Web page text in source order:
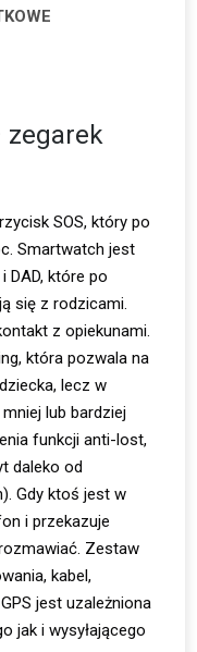
zegarek
SOS, który po
Smartwatch jest
DAD, które po
się z rodzicami.
z opiekunami.
która pozwala na
lecz w
lub bardziej
funkcji anti-lost,
daleko od
Gdy ktoś jest w
i przekazuje
Zestaw
kabel,
jest uzależniona
jak i wysyłającego